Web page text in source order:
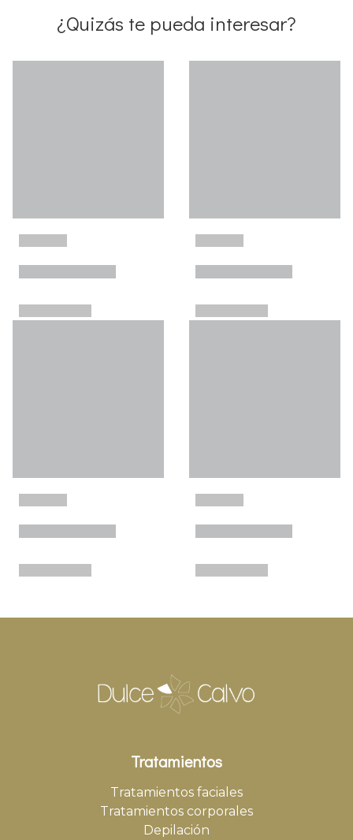
¿Quizás te pueda interesar?
Tratamientos
Tratamientos faciales
Tratamientos corporales
Depilación